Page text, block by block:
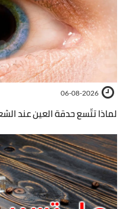
06-08-2026
لماذا تتّسع حدقة العين عند